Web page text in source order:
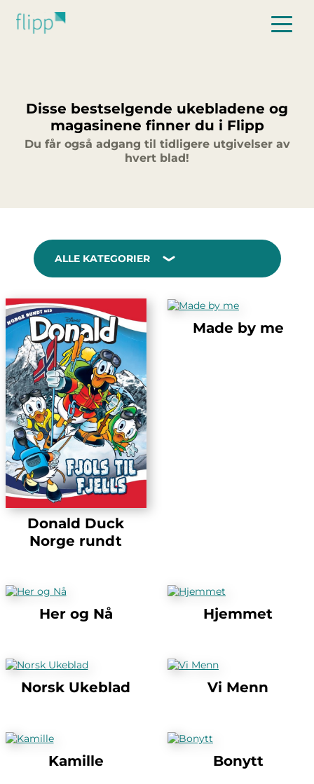
Disse bestselgende ukebladene og
magasinene finner du i Flipp
Du får også adgang til tidligere utgivelser av
hvert blad!
ALLE KATEGORIER
Donald Duck
Norge rundt
Made by me
Her og Nå Hjemmet
Norsk Ukeblad Vi Menn
Kamille Bonytt